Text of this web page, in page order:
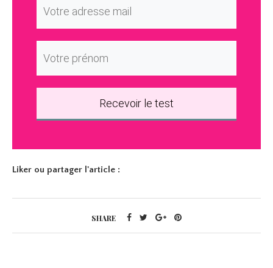
Recevoir le test
Liker ou partager l'article :
SHARE